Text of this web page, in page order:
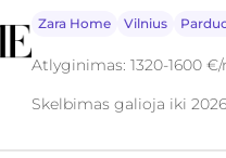
Zara Home Vilnius
Atlyginimas: 1320-1600
Skelbimas galioja iki